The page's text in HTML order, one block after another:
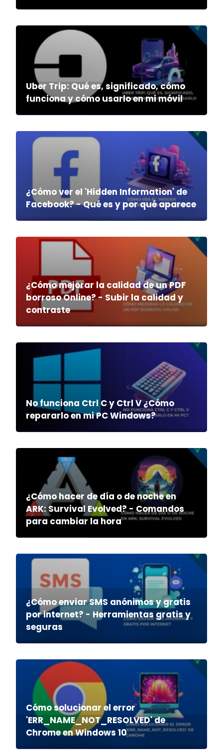
Uber Trip: Qué es, significado, cómo
funciona y cómo usarlo en mi móvil
¿Cómo ver el 'Hidden Information' de
Facebook? - Qué es y por qué aparece
¿Cómo mejorar la calidad de un PDF
borroso Online? - Subir la calidad y
contraste
No funciona Ctrl C y Ctrl V ¿Cómo
repararlo en mi PC Windows?
¿Cómo hacer de día o de noche en
ARK: Survival Evolved? - Comandos
para cambiar la hora
¿Cómo enviar SMS anónimos y gratis
por internet? - Herramientas gratis y
seguras
Cómo solucionar el error
'ERR_NAME_NOT_RESOLVED' de
Chrome en Windows 10